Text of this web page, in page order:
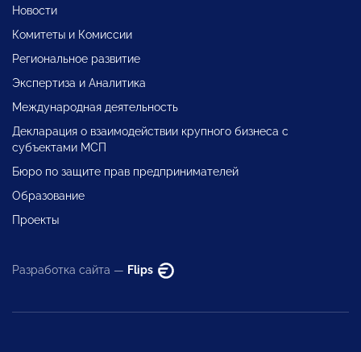
Новости
Комитеты и Комиссии
Региональное развитие
Экспертиза и Аналитика
Международная деятельность
Декларация о взаимодействии крупного бизнеса с
субъектами МСП
Бюро по защите прав предпринимателей
Образование
Проекты
Разработка сайта — Flips